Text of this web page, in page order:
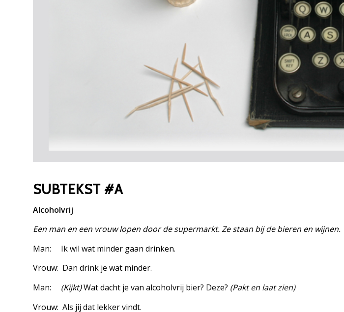
SUBTEKST #A
Alcoholvrij
Een man en een vrouw lopen door de supermarkt. Ze staan bij de bieren en wijnen.
Man: Ik wil wat minder gaan drinken.
Vrouw: Dan drink je wat minder.
Man: (Kijkt)Wat dacht je van alcoholvrij bier? Deze? (Pakt en laat zien)
Vrouw: Als jij dat lekker vindt.